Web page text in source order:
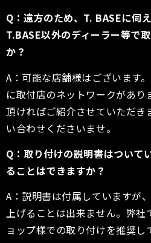
Q：遠方のため、T. BASEに伺
T.BASE以外のディーラー等で
か？
A：可能な店舗様はございます
に取付店のネットワークがあり
頂ければご紹介させていただき
い合わせくださいませ。
Q：取り付けの説明書はついて
ることはできますか？
A：説明書は付属していますが
上げることは出来ません。弊社
ョップ様での取り付けを推奨し